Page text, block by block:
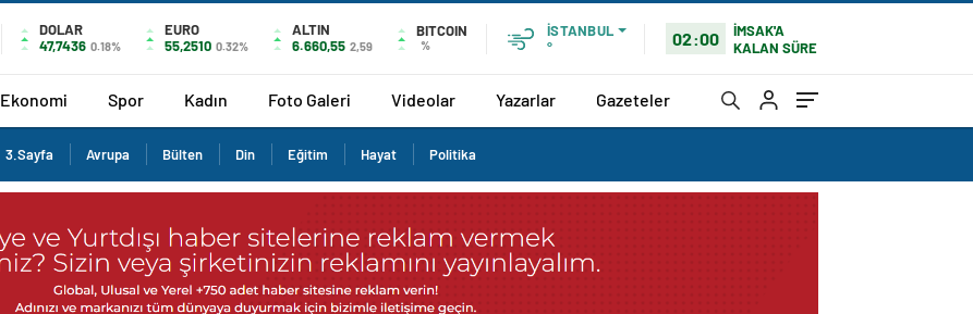
DOLAR
47,7436 0.18%
EURO
55,2510 0.32%
ALTIN
6.660,55 2,59
BITCOIN
%
İSTANBUL
°
02:00
İMSAK'A
KALAN SÜRE
Ekonomi Spor Kadın Foto Galeri Videolar Yazarlar Gazeteler
3.Sayfa Avrupa Bülten Din Eğitim Hayat Politika